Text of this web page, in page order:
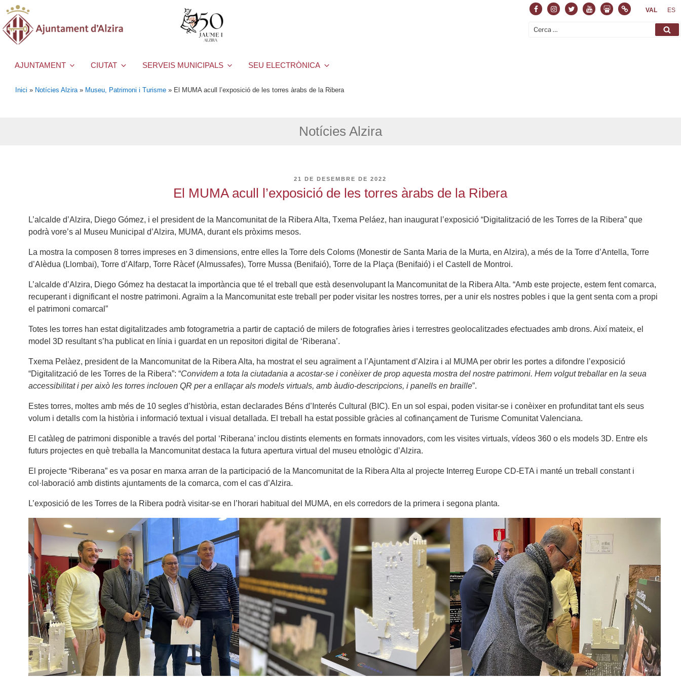
FacebookInstagram
TwitterYoutubeSlideshare
NormasVAL ES
Cerca:
AJUNTAMENT CIUTAT SERVEIS MUNICIPALS SEU ELECTRÒNICA
Inici » Notícies Alzira » Museu, Patrimoni i Turisme » El MUMA acull l’exposició de les torres àrabs de la Ribera
Notícies Alzira
PUBLICAT
21 DE DESEMBRE DE 2022
El MUMA acull l’exposició de les torres àrabs de la Ribera
L’alcalde d’Alzira, Diego Gómez, i el president de la Mancomunitat de la Ribera Alta, Txema Peláez, han inaugurat l’exposició “Digitalització de les Torres de la Ribera” que
podrà vore’s al Museu Municipal d’Alzira, MUMA, durant els pròxims mesos.
La mostra la composen 8 torres impreses en 3 dimensions, entre elles la Torre dels Coloms (Monestir de Santa Maria de la Murta, en Alzira), a més de la Torre d’Antella, Torre
d’Alèdua (Llombai), Torre d’Alfarp, Torre Ràcef (Almussafes), Torre Mussa (Benifaió), Torre de la Plaça (Benifaió) i el Castell de Montroi.
L’alcalde d’Alzira, Diego Gómez ha destacat la importància que té el treball que està desenvolupant la Mancomunitat de la Ribera Alta. “Amb este projecte, estem fent comarca,
recuperant i dignificant el nostre patrimoni. Agraïm a la Mancomunitat este treball per poder visitar les nostres torres, per a unir els nostres pobles i que la gent senta com a propi
el patrimoni comarcal”
Totes les torres han estat digitalitzades amb fotogrametria a partir de captació de milers de fotografies àries i terrestres geolocalitzades efectuades amb drons. Així mateix, el
model 3D resultant s’ha publicat en línia i guardat en un repositori digital de ‘Riberana’.
Txema Pelàez, president de la Mancomunitat de la Ribera Alta, ha mostrat el seu agraïment a l’Ajuntament d’Alzira i al MUMA per obrir les portes a difondre l’exposició
“Digitalització de les Torres de la Ribera”: “Convidem a tota la ciutadania a acostar-se i conèixer de prop aquesta mostra del nostre patrimoni. Hem volgut treballar en la seua
accessibilitat i per això les torres inclouen QR per a enllaçar als models virtuals, amb àudio-descripcions, i panells en braille”.
Estes torres, moltes amb més de 10 segles d’història, estan declarades Béns d’Interés Cultural (BIC). En un sol espai, poden visitar-se i conèixer en profunditat tant els seus
volum i detalls com la història i informació textual i visual detallada. El treball ha estat possible gràcies al cofinançament de Turisme Comunitat Valenciana.
El catàleg de patrimoni disponible a través del portal ‘Riberana’ inclou distints elements en formats innovadors, com les visites virtuals, vídeos 360 o els models 3D. Entre els
futurs projectes en què treballa la Mancomunitat destaca la futura apertura virtual del museu etnològic d’Alzira.
El projecte “Riberana” es va posar en marxa arran de la participació de la Mancomunitat de la Ribera Alta al projecte Interreg Europe CD-ETA i manté un treball constant i
col·laboració amb distints ajuntaments de la comarca, com el cas d’Alzira.
L’exposició de les Torres de la Ribera podrà visitar-se en l’horari habitual del MUMA, en els corredors de la primera i segona planta.